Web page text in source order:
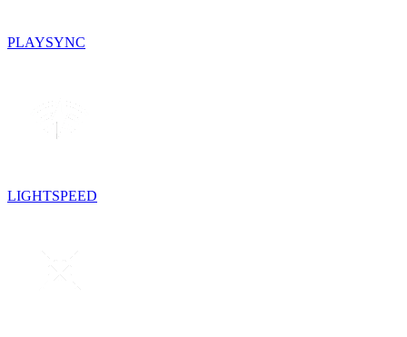
PLAYSYNC
LIGHTSPEED